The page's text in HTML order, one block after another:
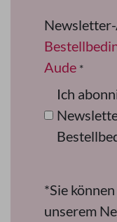
Aude *
Ich
*Sie
unserem